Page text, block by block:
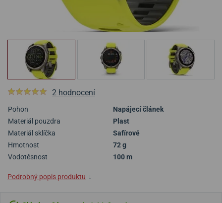
2 hodnocení
Pohon
Napájecí článek
Materiál pouzdra
Plast
Materiál sklíčka
Safírové
Hmotnost
72 g
Vodotěsnost
100 m
Podrobný popis produktu ↓